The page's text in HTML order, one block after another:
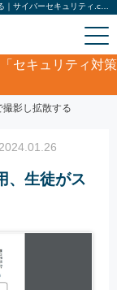
セキュリティ対策
ス
影し拡散する
、生徒がス